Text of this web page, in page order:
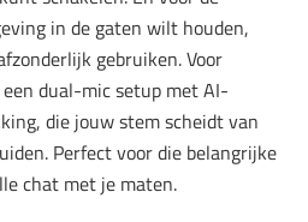
in de gaten wilt houden,
gebruiken. Voor
dual-mic setup met AI-
die jouw stem scheidt van
Perfect voor die belangrijke
chat met je maten.